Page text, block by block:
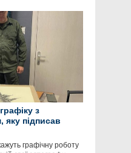
з
яку підписав
графічну роботу